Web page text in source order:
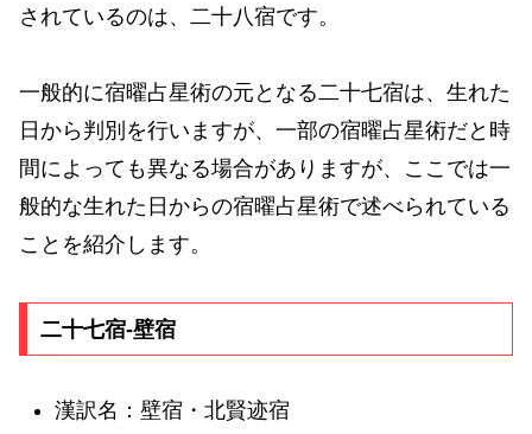
されているのは、二十八宿です。
一般的に宿曜占星術の元となる二十七宿は、生れた
日から判別を行いますが、一部の宿曜占星術だと時
間によっても異なる場合がありますが、ここでは一
般的な生れた日からの宿曜占星術で述べられている
ことを紹介します。
二十七宿-壁宿
漢訳名：壁宿・北賢迹宿